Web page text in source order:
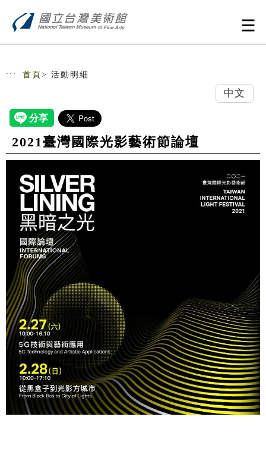
::: 首頁 > 活動明細
中文
2021臺灣國際光影藝術節論壇